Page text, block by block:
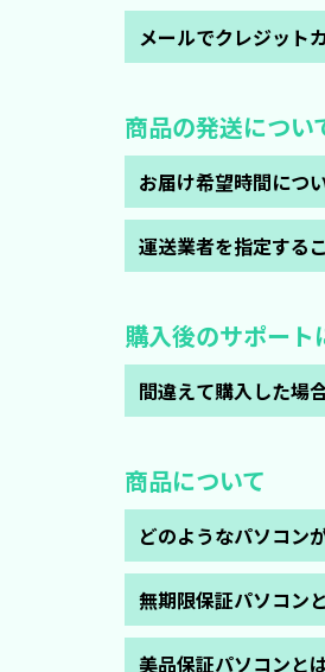
銀行振込(前払い)/クレ
午前9時までの「ご決済
メールでクレジット
詳しくは「お問い合わせ
商品の発送につい
お届け希望時間につ
以下の5つの時間枠から
・8：00～12：00
・16：00～18：00
・18：00～20：00
・19：00～21：00
交通事情や天候状況、
運送業者を指定する
購入後のサポート
間違えて購入した場
誤った商品を購入して
詳しくは保証に関するご
商品について
どのようなパソコン
Corei3、Corei5 第8世代
ぜひお問合せ下さい。
無期限保証パソコン
理由を問わず無期限で
美品保証パソコンと